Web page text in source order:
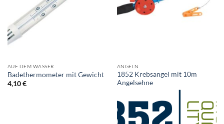
AUF DEM WASSER
Badethermometer mit Gewicht
4,10€
ANGELN
1852 Krebsangel mit 10m
Angelsehne